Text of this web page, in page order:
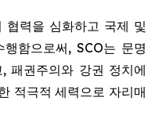
협력을 심화하고 국제 및
함으로써, SCO는 문명
패권주의와 강권 정치에
적극적 세력으로 자리매